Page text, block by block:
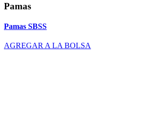
Pamas
Pamas SBSS
AGREGAR A LA BOLSA